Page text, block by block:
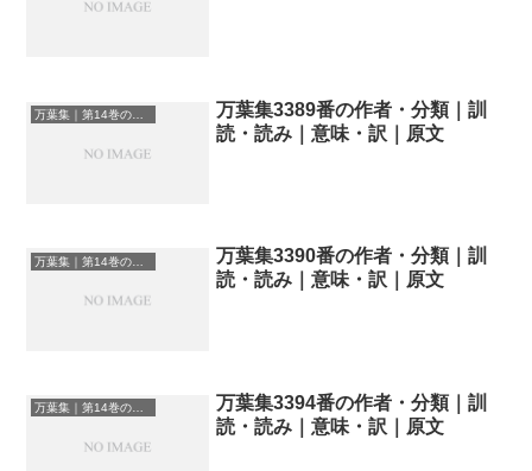
万葉集｜第14巻の和歌一覧
万葉集3389番の作者・分類｜訓
読・読み｜意味・訳｜原文
万葉集｜第14巻の和歌一覧
万葉集3390番の作者・分類｜訓
読・読み｜意味・訳｜原文
万葉集｜第14巻の和歌一覧
万葉集3394番の作者・分類｜訓
読・読み｜意味・訳｜原文